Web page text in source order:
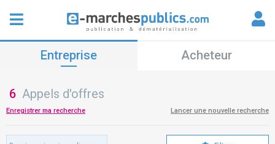
Entreprise Acheteur
6 Appels d'offres
Enregistrer ma recherche Lancer une nouvelle recherche